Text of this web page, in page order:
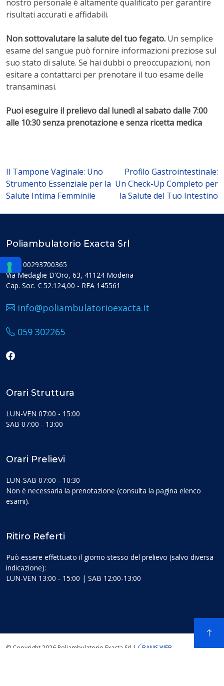
nostro personale è altamente qualificato per garantire
risultati accurati e affidabili.
Non sottovalutare la salute del tuo fegato. Un semplice
esame del sangue può fornire informazioni preziose sul
suo stato di salute. Se hai dubbi o preoccupazioni, non
esitare a contattarci per prenotare il tuo esame delle
transaminasi.
Puoi eseguire il prelievo dal lunedì al sabato dalle 7:00
alle 10:30 senza prenotazione e senza ricetta medica
Navigazione
articoli
Il Tampone Vaginale: Uno
Strumento Essenziale per la
Salute Intima Femminile
Profilo Gastrointestinale:
Un Check-Up Completo per
la Salute del Tuo Intestino
Poliambulatorio Exacta Srl
PIVA 00293700365
Via Medaglie D'Oro, 63, 41124 Modena
Cap. Soc. € 52.124,00 - REA 145561
info@poliambulatorioexacta.it
059 302265
Orari Struttura
LUN-VEN 07:00 - 15:00
SAB 07:00 - 13:00
Orari Prelievi
LUN-SAB 07:00 - 10:30
Non è necessaria la prenotazione (consulta la pagina elenco
esami).
Ritiro Referti
Può essere effettuato il giorno stesso del prelievo (salvo diversa
indicazione):
LUN-VEN 13:00 - 15:00 | SAB 12:00-13:00
© Copyright 2026 Poliambulatorio Exacta Srl | BAMS WEB